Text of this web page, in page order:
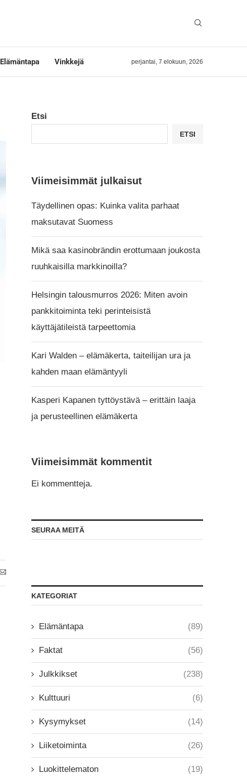
Elämäntapa Vinkkejä perjantai, 7 elokuun, 2026
Etsi
ETSI
Viimeisimmät julkaisut
Täydellinen opas: Kuinka valita parhaat
maksutavat Suomess
Mikä saa kasinobrändin erottumaan joukosta
ruuhkaisilla markkinoilla?
Helsingin talousmurros 2026: Miten avoin
pankkitoiminta teki perinteisistä
käyttäjätileistä tarpeettomia
Kari Walden – elämäkerta, taiteilijan ura ja
kahden maan elämäntyyli
Kasperi Kapanen tyttöystävä – erittäin laaja
ja perusteellinen elämäkerta
Viimeisimmät kommentit
Ei kommentteja.
SEURAA MEITÄ
KATEGORIAT
Elämäntapa (89)
Faktat (56)
Julkkikset (238)
Kulttuuri (6)
Kysymykset (14)
Liiketoiminta (26)
Luokittelematon (19)